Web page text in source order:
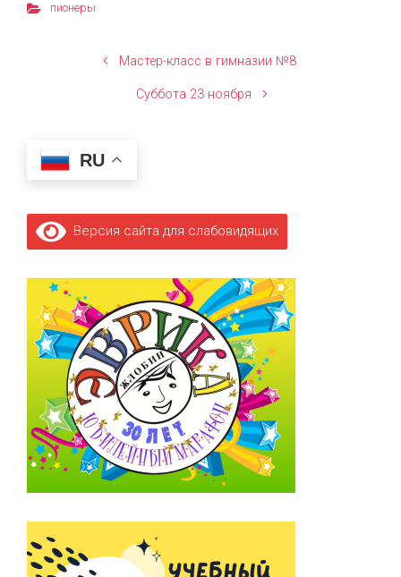
пионеры
Мастер-класс в гимназии №8
Суббота 23 ноября
RU
Версия сайта для слабовидящих